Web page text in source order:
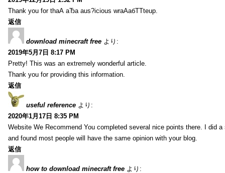
Thank you for thаА аЂа aus?icious wrаАабТТteup.
返信
download minecraft free より:
2019年5月7日 8:17 PM
Pretty! This was an extremely wonderful article.
Thank you for providing this information.
返信
useful reference より:
2020年1月17日 8:35 PM
Website We Recommend You completed several nice points there. I did
and found most people will have the same opinion with your blog.
返信
how to download minecraft free より: